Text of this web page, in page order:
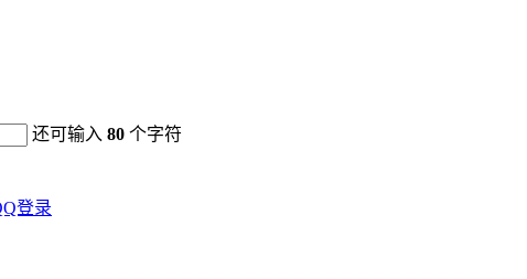
还可输入80 个字符